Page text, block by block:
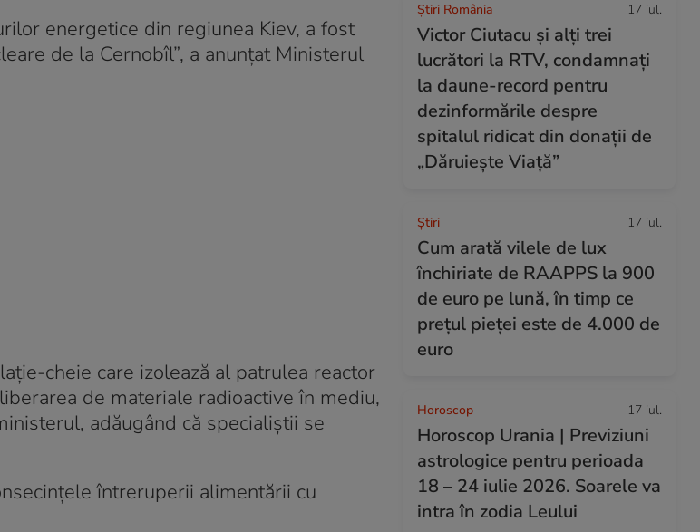
energetice din regiunea Kiev, a fost
de la Cernobîl”, a anunţat Ministerul
cheie care izolează al patrulea reactor
de materiale radioactive în mediu,
adăugând că specialiştii se
întreruperii alimentării cu
Știri România 17 iul.
Victor Ciutacu și alți trei
lucrători la RTV, condamnați
la daune-record pentru
dezinformările despre
spitalul ridicat din donații de
„Dăruiește Viață”
Ştiri 17 iul.
Cum arată vilele de lux
închiriate de RAAPPS la 900
de euro pe lună, în timp ce
prețul pieței este de 4.000 de
euro
Horoscop 17 iul.
Horoscop Urania | Previziuni
astrologice pentru perioada
18 – 24 iulie 2026. Soarele va
intra în zodia Leului